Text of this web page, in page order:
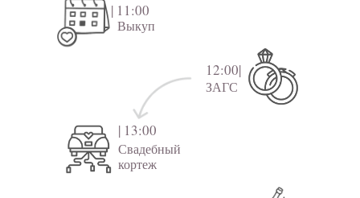
| 11:00
| 13:00
12:00|
ЗАГС
Выкуп
Свадебный
кортеж